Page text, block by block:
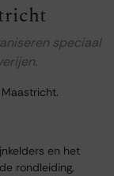
speciaal
en het
rondleiding,